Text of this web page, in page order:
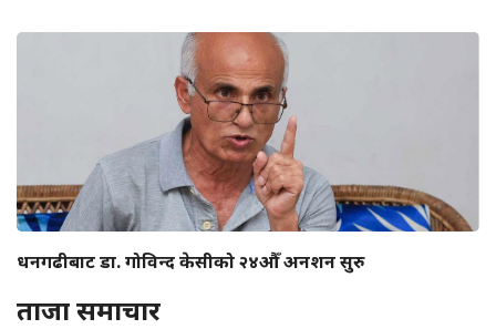
धनगढीबाट डा. गोविन्द केसीको २४औँ अनशन सुरु
ताजा समाचार